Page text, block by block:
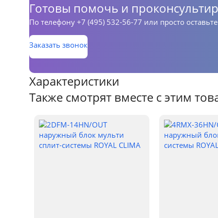
Готовы помочь и
По телефону +7 (495) 532-56-77 или просто
Заказать звонок
Характеристики
Также смотрят вместе с этим